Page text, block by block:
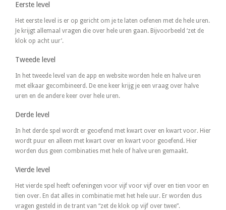
Eerste level
Het eerste level is er op gericht om je te laten oefenen met de hele uren.
Je krijgt allemaal vragen die over hele uren gaan. Bijvoorbeeld ‘zet de
klok op acht uur’.
Tweede level
In het tweede level van de app en website worden hele en halve uren
met elkaar gecombineerd. De ene keer krijg je een vraag over halve
uren en de andere keer over hele uren.
Derde level
In het derde spel wordt er geoefend met kwart over en kwart voor. Hier
wordt puur en alleen met kwart over en kwart voor geoefend. Hier
worden dus geen combinaties met hele of halve uren gemaakt.
Vierde level
Het vierde spel heeft oefeningen voor vijf voor vijf over en tien voor en
tien over. En dat alles in combinatie met het hele uur. Er worden dus
vragen gesteld in de trant van “zet de klok op vijf over twee”.